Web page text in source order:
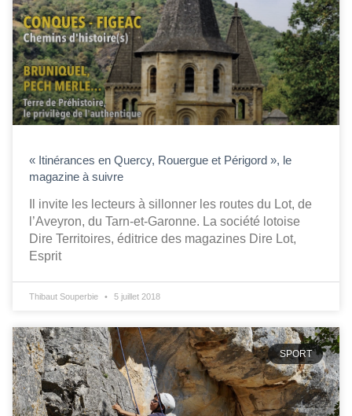
« Itinérances en Quercy, Rouergue et Périgord », le
magazine à suivre
Il invite les lecteurs à sillonner les routes du Lot, de
l’Aveyron, du Tarn-et-Garonne. La société lotoise
Dire Territoires, éditrice des magazines Dire Lot,
Esprit
Thibaut Souperbie 5 juillet 2018
SPORT